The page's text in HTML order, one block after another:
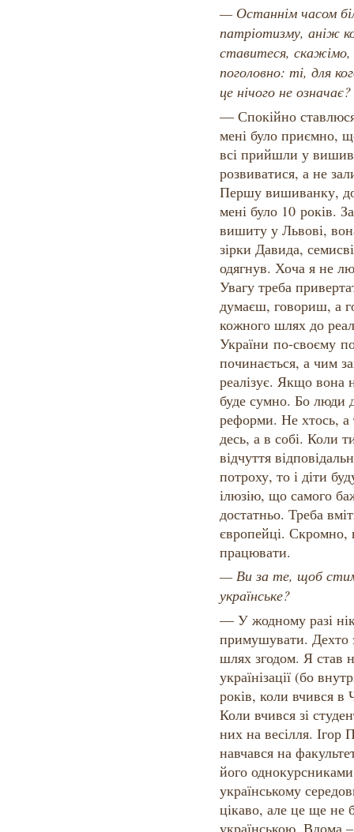
— Останнім часом
патріотизму, аніж
ставитеся, скажімо,
поголовно: ті, для
це нічого не означає?
— Спокійно
мені було приємно,
всі прийшли у
розвиватися, а не
Першу вишиванку,
мені було 10 років.
вишиту у Львові,
зірки Давида,
одягнув. Хоча я не
Увагу треба
думаєш, говориш, а
кожного шлях до
України по-своєму
починається, а чим
реалізує. Якщо вона
буде сумно. Бо люди
реформи. Не хтось, а
десь, а в собі. Коли
відчуття
потроху, то і діти
ілюзію, що самого
достатньо. Треба
європейці. Скромно,
працювати.
— Ви за те, щоб
українське?
— У жодному разі
примушувати. Дехто
шлях згодом. Я став
українізації (бо
років, коли вчився в
Коли вчився зі
них на весілля.
навчався на
його
українському
цікаво, але це ще не
українською. Вдома